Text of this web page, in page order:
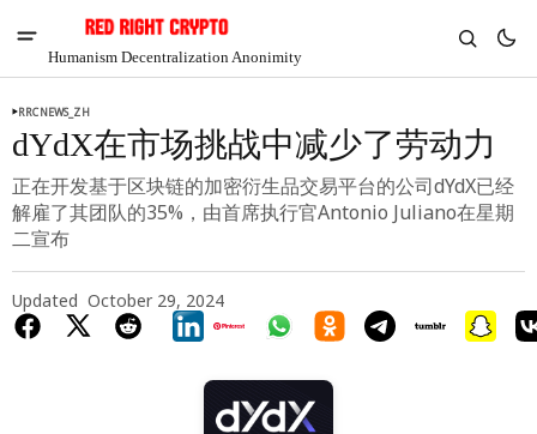
Humanism Decentralization Anonimity
RRCNEWS_ZH
dYdX在市场挑战中减少了劳动力
正在开发基于区块链的加密衍生品交易平台的公司dYdX已经
解雇了其团队的35%，由首席执行官Antonio Juliano在星期
二宣布
Updated October 29, 2024